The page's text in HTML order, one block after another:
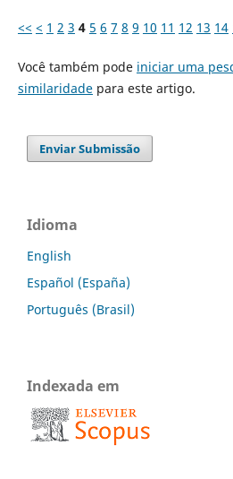
<< < 1 2 3 4 5 6 7 8 9 10 11 12 13 14
Você também pode iniciar uma
similaridadepara este artigo.
Enviar Submissão
Idioma
English
Español (España)
Português (Brasil)
Indexada em